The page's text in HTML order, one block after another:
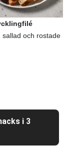
sallad och rostade
i 3